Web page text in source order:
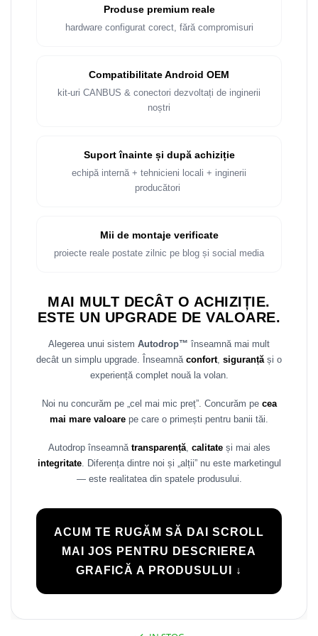
Rame adaptoare Dacia
Rame adaptoare BMW
Rame adaptoare Volvo
Rame Adaptoare Porsche
Rame adaptoare Citroen
Rame adaptoare Mazda
Rame adaptoare Kia
Rame adaptoare Nissan
Rame adaptoare Hyundai
Rame adaptoare Chevrolet
Rame adaptoare Mitsubishi
Produse premium reale
hardware configurat corect, fără compromisuri
Compatibilitate Android OEM
kit-uri CANBUS & conectori dezvoltați de inginerii
noștri
Suport înainte și după achiziție
echipă internă + tehnicieni locali + inginerii
producători
Mii de montaje verificate
proiecte reale postate zilnic pe blog și social media
MAI MULT DECÂT O ACHIZIȚIE.
ESTE UN UPGRADE DE VALOARE.
Alegerea unui sistem Autodrop™ înseamnă mai mult
decât un simplu upgrade. Înseamnă confort, siguranțăși o
experiență complet nouă la volan.
Noi nu concurăm pe „cel mai mic preț”. Concurăm pe cea
mai mare valoare pe care o primești pentru banii tăi.
Autodrop înseamnă transparență, calitateși mai ales
integritate. Diferența dintre noi și „alții” nu este marketingul
— este realitatea din spatele produsului.
ACUM TE RUGĂM SĂ DAI SCROLL
MAI JOS PENTRU DESCRIEREA
GRAFICĂ A PRODUSULUI ↓